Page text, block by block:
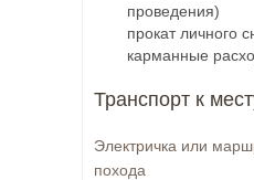
проведения)
прокат личного
карманные
Транспорт к
Электричка или
похода